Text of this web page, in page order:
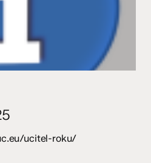
ucitel-roku/